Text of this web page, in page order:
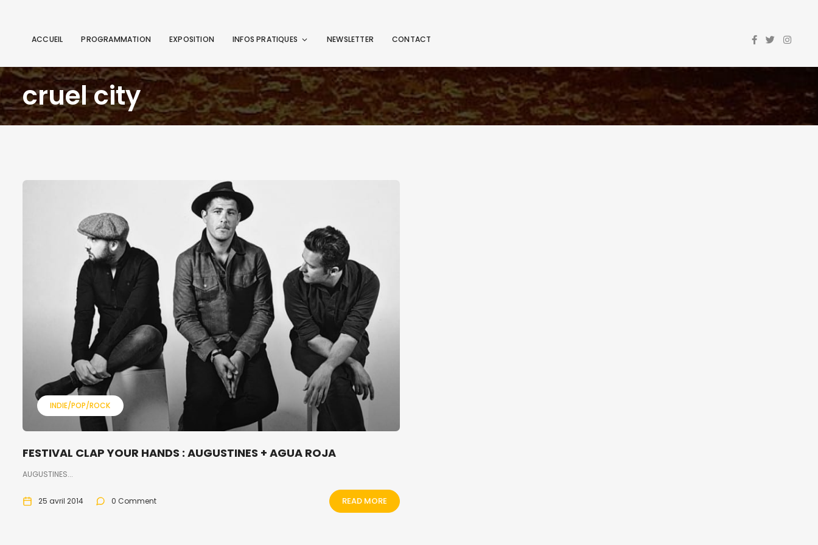
ACCUEIL PROGRAMMATION EXPOSITION INFOS PRATIQUES NEWSLETTER CONTACT
cruel city
INDIE/POP/ROCK
FESTIVAL CLAP YOUR HANDS : AUGUSTINES + AGUA ROJA
AUGUSTINES...
25 avril 2014 0 Comment READ MORE